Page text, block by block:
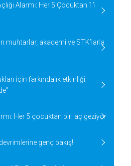
Alarmı: Her 5 Çocuktan 1’i
muhtarlar, akademi ve STK’larla
için farkındalık etkinliği:
Her 5 çocuktan biri aç geziyor
genç bakış!